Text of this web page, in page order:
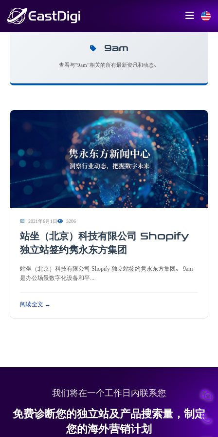
9am
查看与“9am”相关的所有最新资讯和动态。
2021年6月1日 3206
站坐（北京）科技有限公司 Shopify
独立站签约隽永东方集团
站坐（北京）科技有限公司 Shopify 独立站签约隽永东方集团。 9am
是办公场景数字化设备和平...
阅读全文 →
我们将在一个工作日内联系您
免费诊断您的独立站及产品搜索量，制定
您的海外营销计划